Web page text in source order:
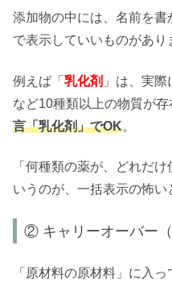
添加物の中には、名前を
で表示していいものがあり
例えば「 乳化剤 」は、実
など10種類以上の物質が
言「乳化剤」でOK。
「何種類の薬が、どれだ
いうのが、一括表示の怖い
② キャリーオーバー（
「原材料の原材料」に入